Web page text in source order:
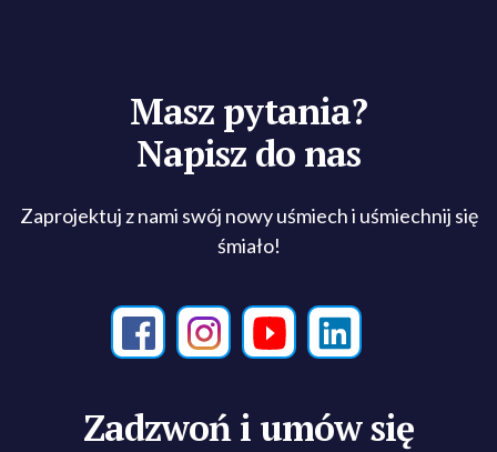
Masz pytania?
Napisz do nas
Zaprojektuj z nami swój nowy uśmiech i uśmiechnij się
śmiało!
Zadzwoń i umów się